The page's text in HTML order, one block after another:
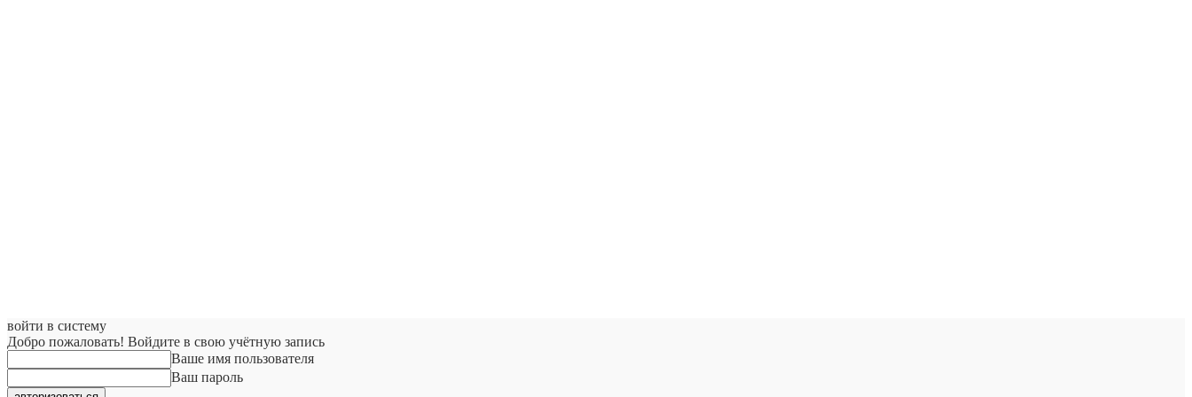
войти в систему
Добро пожаловать! Войдите в свою учётную запись
Ваше имя пользователя
Ваш пароль